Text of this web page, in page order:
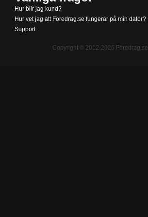
Hur blir jag kund?
Hur vet jag att Föredrag.se fungerar på min dator?
Support
Copyright © 2012-2026 Föredrag.se